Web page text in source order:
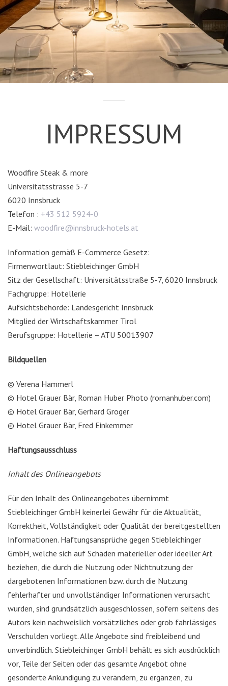
IMPRESSUM
Woodfire Steak & more
Universitätsstrasse 5-7
6020 Innsbruck
Telefon : +43 512 5924-0
E-Mail: woodfire@innsbruck-hotels.at
Information gemäß E-Commerce Gesetz:
Firmenwortlaut: Stiebleichinger GmbH
Sitz der Gesellschaft: Universitätsstraße 5-7, 6020 Innsbruck
Fachgruppe: Hotellerie
Aufsichtsbehörde: Landesgericht Innsbruck
Mitglied der Wirtschaftskammer Tirol
Berufsgruppe: Hotellerie – ATU 50013907
Bildquellen
© Verena Hammerl
© Hotel Grauer Bär, Roman Huber Photo (romanhuber.com)
© Hotel Grauer Bär, Gerhard Groger
© Hotel Grauer Bär, Fred Einkemmer
Haftungsausschluss
Inhalt des Onlineangebots
Für den Inhalt des Onlineangebotes übernimmt
Stiebleichinger GmbH keinerlei Gewähr für die Aktualität,
Korrektheit, Vollständigkeit oder Qualität der bereitgestellten
Informationen. Haftungsansprüche gegen Stiebleichinger
GmbH, welche sich auf Schäden materieller oder ideeller Art
beziehen, die durch die Nutzung oder Nichtnutzung der
dargebotenen Informationen bzw. durch die Nutzung
fehlerhafter und unvollständiger Informationen verursacht
wurden, sind grundsätzlich ausgeschlossen, sofern seitens des
Autors kein nachweislich vorsätzliches oder grob fahrlässiges
Verschulden vorliegt. Alle Angebote sind freibleibend und
unverbindlich. Stiebleichinger GmbH behält es sich ausdrücklich
vor, Teile der Seiten oder das gesamte Angebot ohne
gesonderte Ankündigung zu verändern, zu ergänzen, zu